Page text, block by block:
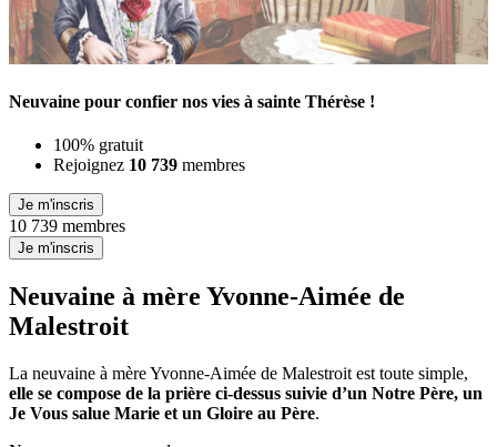
Neuvaine pour confier nos vies à sainte Thérèse !
100% gratuit
Rejoignez 10 739 membres
Je m'inscris
10 739 membres
Je m'inscris
Neuvaine à mère Yvonne-Aimée de
Malestroit
La neuvaine à mère Yvonne-Aimée de Malestroit est toute simple,
elle se compose de la prière ci-dessus suivie d’un Notre Père, un
Je Vous salue Marie et un Gloire au Père.